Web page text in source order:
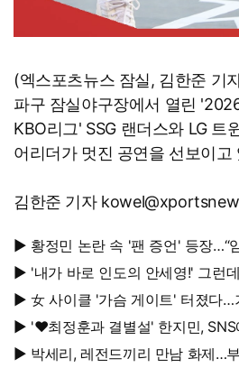
(엑스포츠뉴스 잠실, 김한준 기
파구 잠실야구장에서 열린
KBO리그' SSG 랜더스와 LG 트
어리더가 멋진 공연을 선보이고
김한준 기자
▶ 황정민 논란 속 '팬 증언' 등장…“임신 축하 전화·남편과 식
사도”
▶ '내가 바로 인도의 안세영!' 그런데 한국인 지도자가 키운
다
▶ 女 사이클 '가슴 게이트' 터졌다…기록 단축 위해 브래지어
에 솜 넣는다?
▶ '♥최정훈과 결별설' 한지민,
▶ 박세리, 레전드끼리 만남 화제…부자 동생에게 밥 샀다가